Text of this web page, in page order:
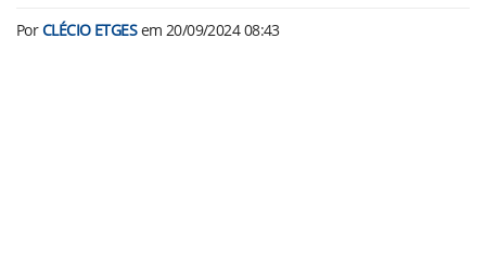
PorCLÉCIO ETGESem 20/09/2024 08:43